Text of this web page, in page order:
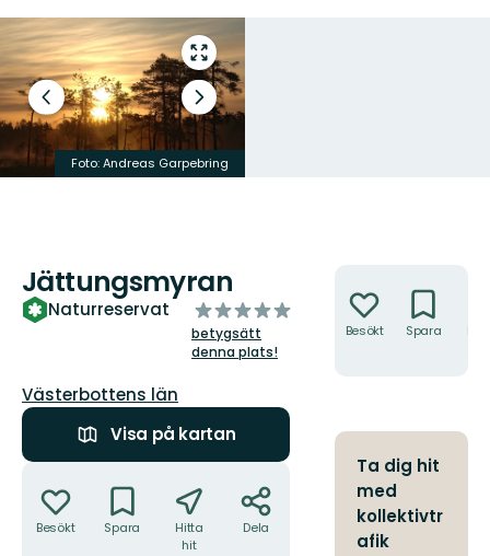
Gå
till
helskärmsläge
Föregående
bild
Nästa
bildspel
Foto: Andreas Garpebring
Jättungsmyran
Naturreservat
av
5
stjärnor
betygsätt
denna plats!
Län:
Västerbottens län
Visa på kartan
Besökt Spara
Hitta
hit
Dela
Besökt Spara
Ta dig hit
med
kollektivtr
afik